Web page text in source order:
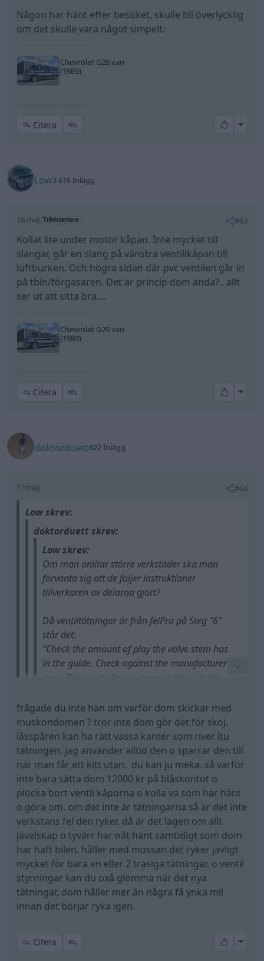
Någon har hänt efter besöket, skulle bli överlycklig
om det skulle vara något simpelt.
Chevrolet G20 van
(1989)
Citera All
Low3 616 Inlägg
16 maj Trådstartare #63
Kollat lite under motor kåpan. Inte mycket till
slangar, går en slang på vänstra ventillkåpan till
luftburken. Och högra sidan där pvc ventilen går in
på tbin/förgasaren. Det är princip dom ända?.. allt
ser ut att sitta bra....
Chevrolet G20 van
(1989)
Citera All
doktorduett822 Inlägg
17 maj #64
Low skrev:
doktorduett skrev:
Low skrev:
Om man anlitar större verkstäder ska man
förvänta sig att de följer instruktioner
tillverkaren av delarna gjort?
Då ventiltätningar är från felPro på Steg "6"
står det:
"Check the amount of play the valve stem has
in the guide. Check against the manufacturer
spec. If it is out of spec, remove the cylinder
Replacing valve stem seals with worn valve
guides is only a temporary fix for oil
consumption."
Länk:
https://www.felpro.com/technical/tecblo …
Seals.html
Känns som betalarna man 12k i arbete så är
det väl rätt viktig detalj. Lite som om man
lämnar in bilen för byta klossar, så brukar
verkstäder kolla på skivorna att de är ok. Men
man kanske begär för mycket.
Förstår inte oavsett hur den kan ryka så
mycket mer efter bytet.
det rätt så saftigt pris för jobbet
hur kommer det sej att du betalade när den ryker
så mycket
ja det lite konstigt att den ryker så mycket mer
efter bytet. jag har bytt på nån vart dom gamla i
princip hade blivit
till backelit, dom rök inte så jävligt. det ska vara
att dom har misslyckads med att få dom fast på
ventil styrningen så dom kryper upp o blottar
ventil styrningen med fritt blås för oljan att rinna
ner i styrningen.
De få gångerna man lämnar bilen på verkstad så
brukar man väl betala samband man får
nycklarna? Alltid gjort så och haft stor förtroende
för denna verkstad tidigare.
När en av personal pratade hur man gör. på en
volvo b20, och sedan han själv undra om inte någon
ventiltätning gått sönder. Då ifrågasätte jag honom
om de användt sugröret/hylsan över ventilskaftet,
men hen nekade att det behövs. Man trycker bara
tätningen över.
Antingen sitter dem fel, eller är som helt enkelt
trasiga..något är väldigt fel.
frågade du inte han om varför dom skickar med
muskondomen ? tror inte dom gör det för skoj.
låsspåren kan ha rätt vassa kanter som river itu
tätningen. jag använder alltid den o sparrar den till
när man får ett kitt utan. du kan ju meka. så varför
inte bara sätta dom 12000 kr på blåskontot o
plocka bort ventil kåporna o kolla va som har hänt
o göra om. om det inte är tätningarna så är det inte
verkstans fel den ryker, då är det lagen om allt
jävelskap o tyvärr har nåt hänt samtidigt som dom
har haft bilen. håller med mossan det ryker jävligt
mycket för bara en eller 2 trasiga tätningar. o ventil
styrningar kan du oxå glömma när det nya
tätningar, dom håller mer än några få ynka mil
innan det börjar ryka igen.
Citera All